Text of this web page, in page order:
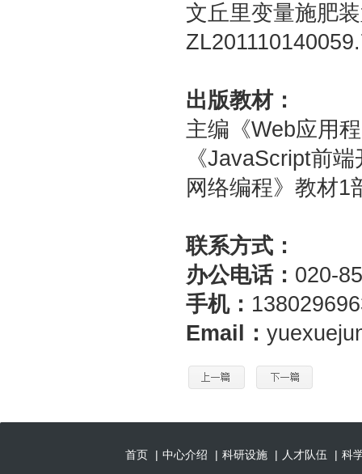
文丘里变量施肥
出版教材：
主编《Web应用
《JavaScript前
网络编程》教材1
联系方式：
办公电话： 020-
手机：
Email：
首页 | 中心介绍 | 科研设施 | 人才队伍 | 科